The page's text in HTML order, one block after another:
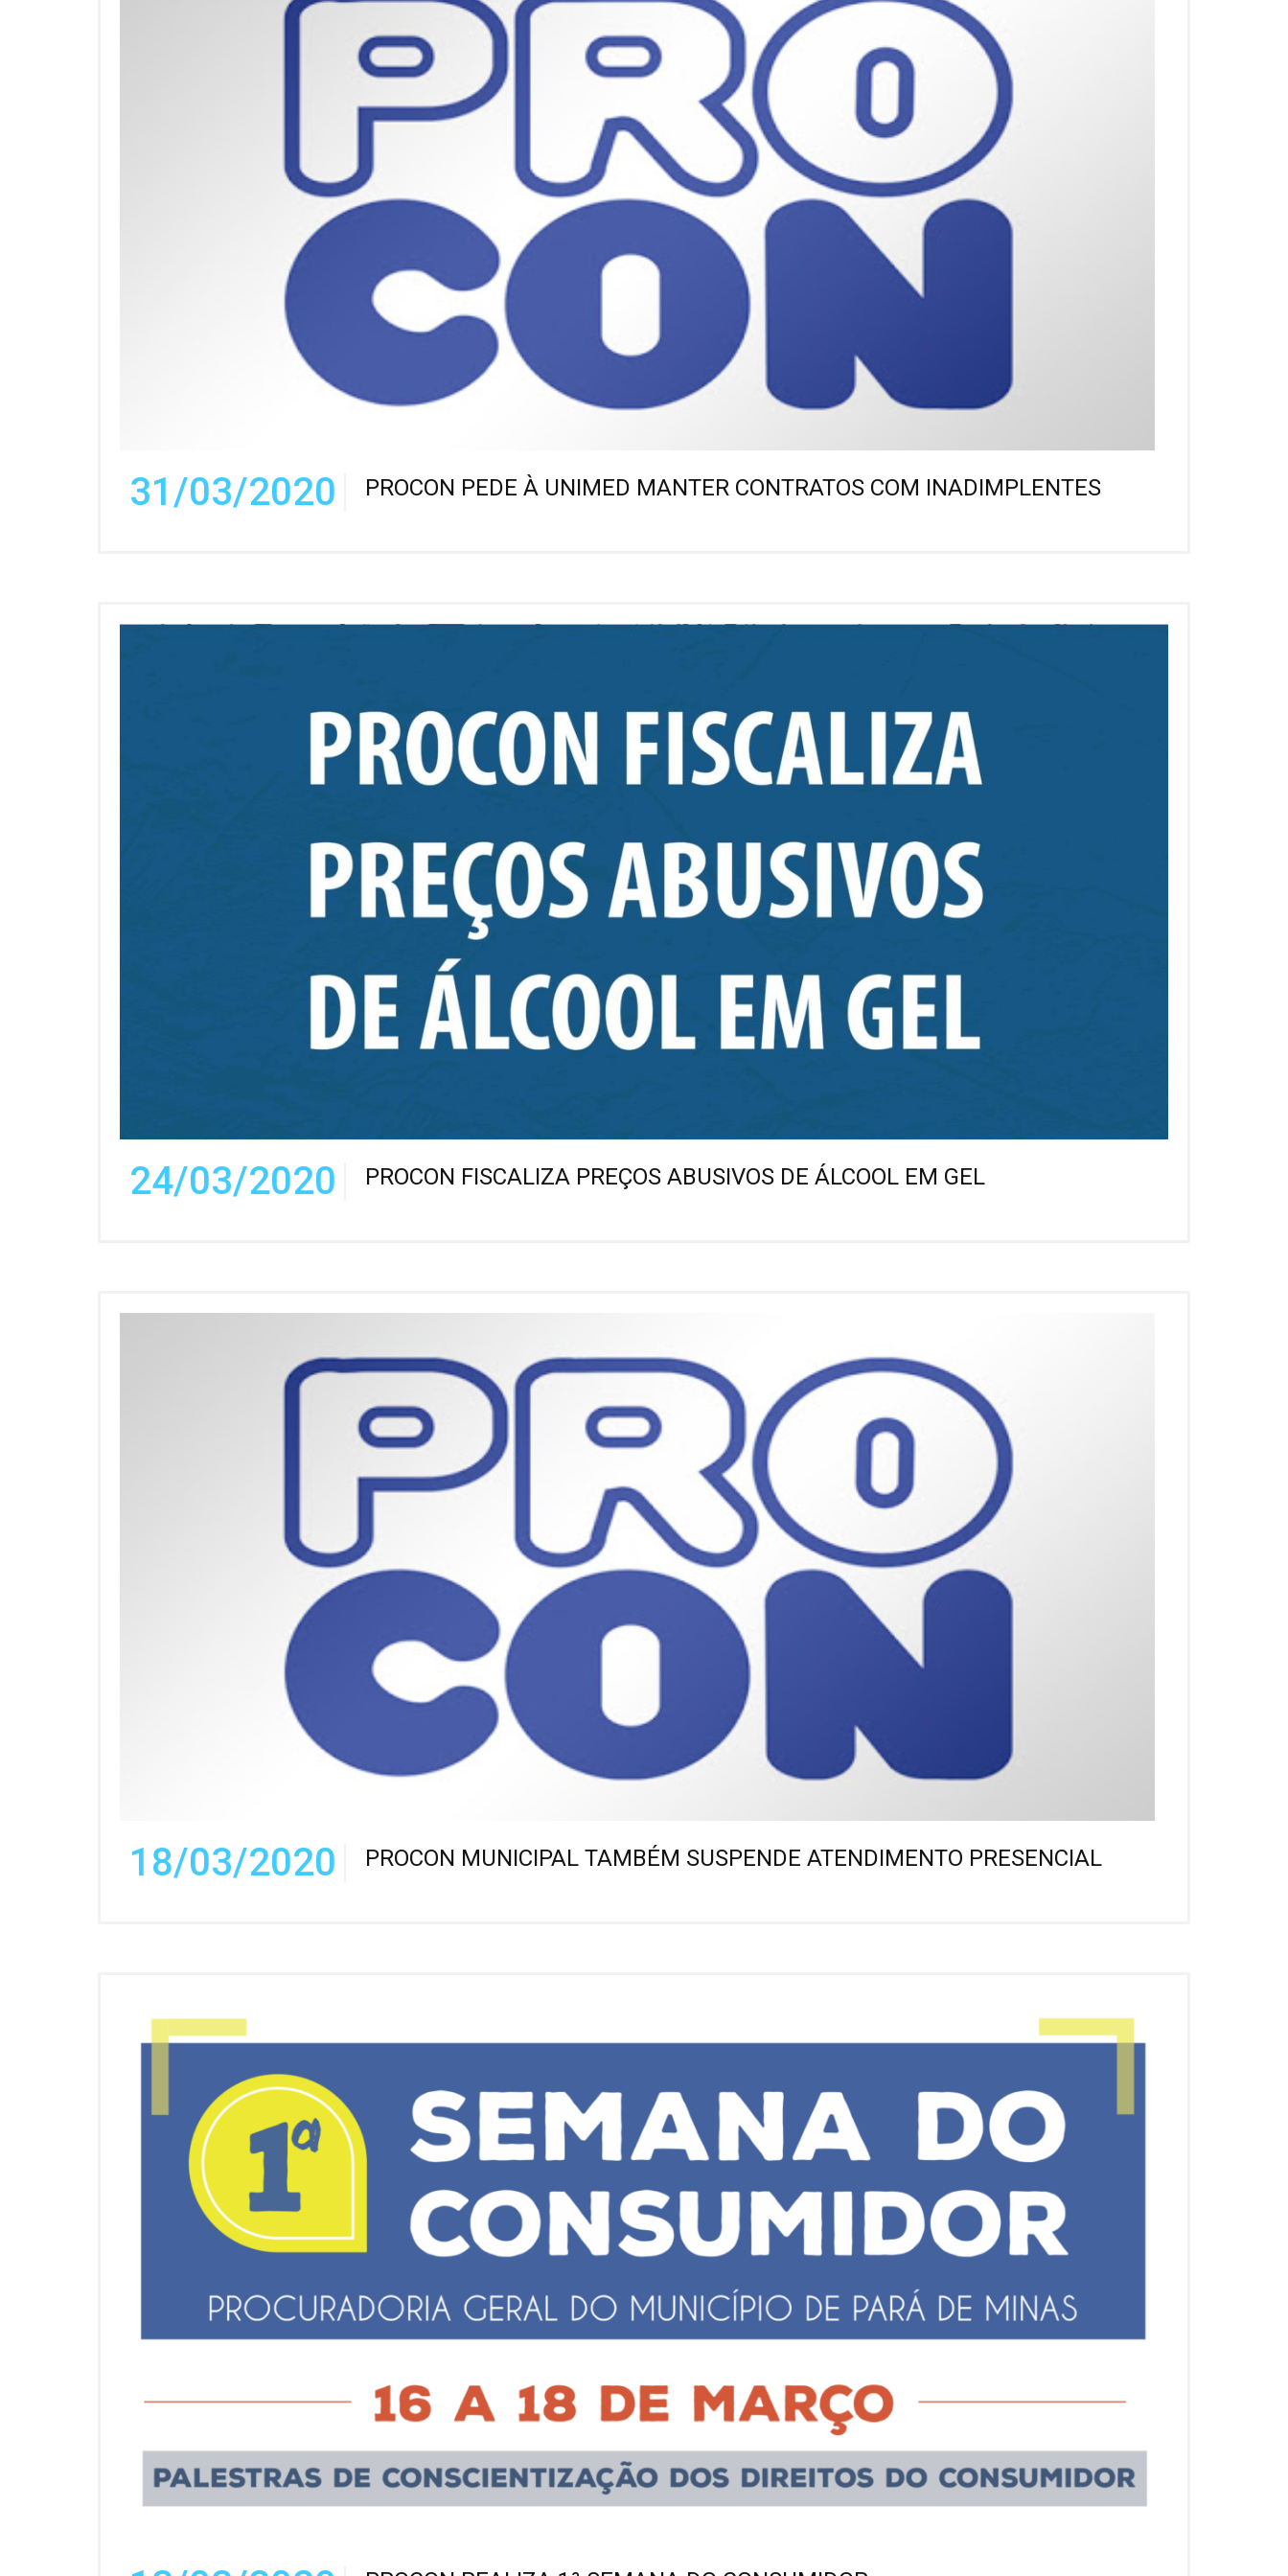
31/03/2020 PROCON PEDE À UNIMED MANTER CONTRATOS COM INADIMPLENTES
24/03/2020 PROCON FISCALIZA PREÇOS ABUSIVOS DE ÁLCOOL EM GEL
18/03/2020 PROCON MUNICIPAL TAMBÉM SUSPENDE ATENDIMENTO PRESENCIAL